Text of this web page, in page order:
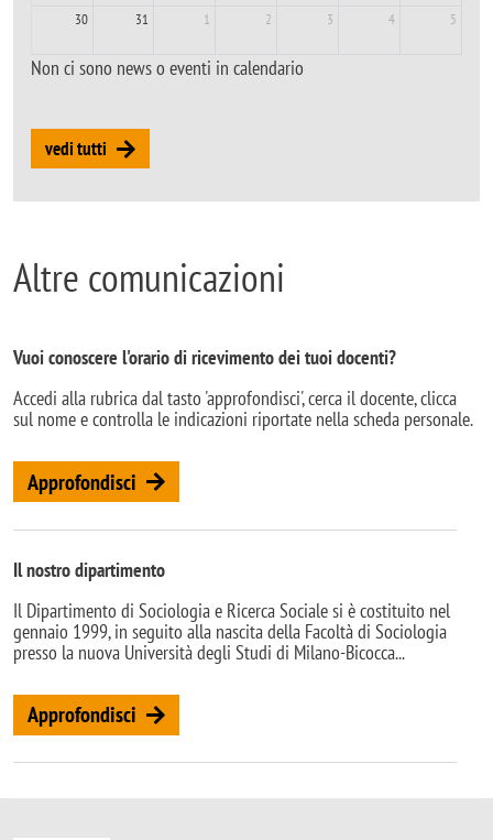
30 31 1 2 3 4 5
Non ci sono news o eventi in calendario
vedi tutti
Altre comunicazioni
Vuoi conoscere l'orario di ricevimento dei tuoi docenti?
Accedi alla rubrica dal tasto 'approfondisci', cerca il docente, clicca
sul nome e controlla le indicazioni riportate nella scheda personale.
Approfondisci
Il nostro dipartimento
Il Dipartimento di Sociologia e Ricerca Sociale si è costituito nel
gennaio 1999, in seguito alla nascita della Facoltà di Sociologia
presso la nuova Università degli Studi di Milano-Bicocca...
Approfondisci